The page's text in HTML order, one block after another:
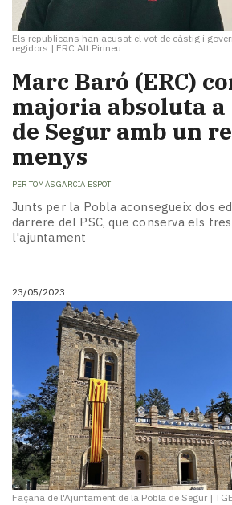
Els republicans han acusat el vot de càstig i
regidors | ERC Alt Pirineu
Marc Baró (ERC)
majoria absoluta a
de Segur amb un
menys
PER TOMÀS GARCIA ESPOT
Junts per la Pobla aconsegueix dos
darrere del PSC, que conserva els
l'ajuntament
23/05/2023
Façana de l'Ajuntament de la Pobla de Segur | TGE